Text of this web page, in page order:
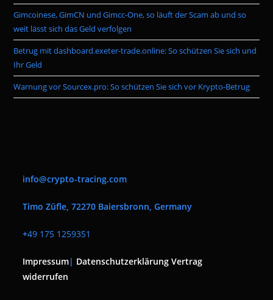
Gimcoinese, GimCN und Gimcc-One, so läuft der Scam ab und so
weit lässt sich das Geld verfolgen
Betrug mit dashboard.exeter-trade.online: So schützen Sie sich und
Ihr Geld
Warnung vor Sourcex.pro: So schützen Sie sich vor Krypto-Betrug
info@crypto-tracing.com
Timo Züfle, 72270 Baiersbronn, Germany
+49 175 1259351
Impressum| Datenschutzerklärung Vertrag
widerrufen